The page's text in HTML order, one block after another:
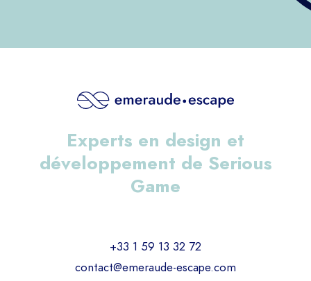
Experts en design et
développement de Serious
Game
+33 1 59 13 32 72
contact@emeraude-escape.com